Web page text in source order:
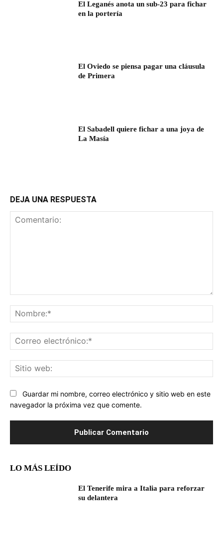
El Leganés anota un sub-23 para fichar
en la portería
El Oviedo se piensa pagar una cláusula
de Primera
El Sabadell quiere fichar a una joya de
La Masía
DEJA UNA RESPUESTA
Guardar mi nombre, correo electrónico y sitio web en este
navegador la próxima vez que comente.
LO MÁS LEÍDO
El Tenerife mira a Italia para reforzar
su delantera